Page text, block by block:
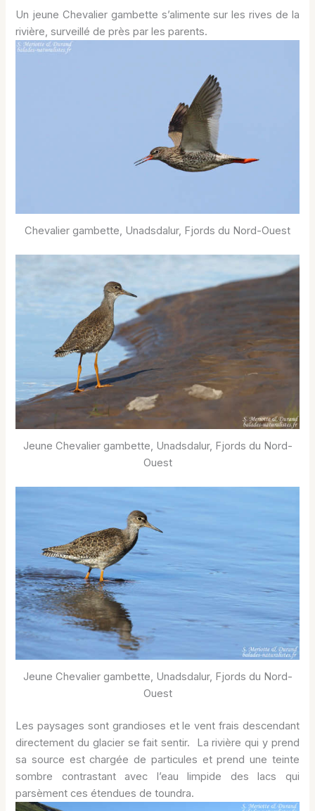
Un jeune Chevalier gambette s’alimente sur les rives de la
rivière, surveillé de près par les parents.
Chevalier gambette, Unadsdalur, Fjords du Nord-Ouest
Jeune Chevalier gambette, Unadsdalur, Fjords du Nord-
Ouest
Jeune Chevalier gambette, Unadsdalur, Fjords du Nord-
Ouest
Les paysages sont grandioses et le vent frais descendant
directement du glacier se fait sentir. La rivière qui y prend
sa source est chargée de particules et prend une teinte
sombre contrastant avec l’eau limpide des lacs qui
parsèment ces étendues de toundra.